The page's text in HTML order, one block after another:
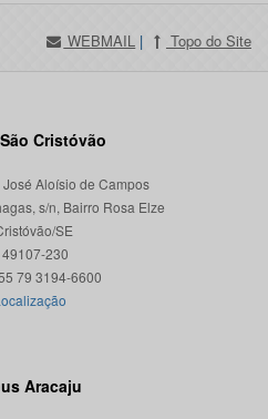
WEBMAIL | Topo do Site
Cristóvão
Aloísio de Campos
s/n, Bairro Rosa Elze
SE
230
Aracaju